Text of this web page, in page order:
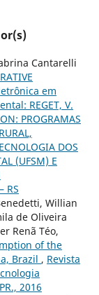
Cantarelli
em
REGET, V.
PROGRAMAS
DOS
(UFSM) E
RS
Willian
de Oliveira
Renã Téo,
of the
Brazil , Revista
2016